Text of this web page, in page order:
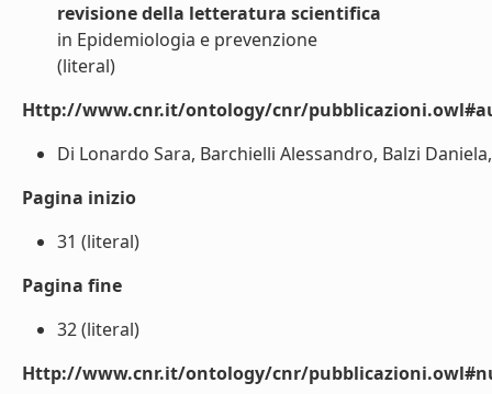
revisione della letteratura scientifica
in Epidemiologia e prevenzione
(literal)
Http://www.cnr.it/ontology/cnr/
Di Lonardo Sara, Barchielli Alessandro, Balzi
Pagina inizio
31 (literal)
Pagina fine
32 (literal)
Http://www.cnr.it/ontology/cnr/